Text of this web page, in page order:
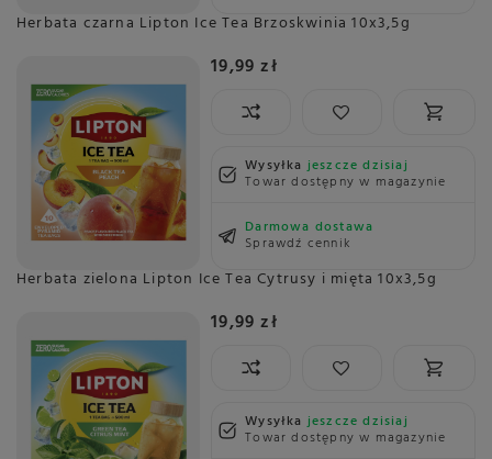
Herbata czarna Lipton Ice Tea Brzoskwinia 10x3,5g
19,99 zł
Wysyłkajeszcze dzisiaj
Towar dostępny w magazynie
Darmowa dostawa
Sprawdź cennik
Herbata zielona Lipton Ice Tea Cytrusy i mięta 10x3,5g
19,99 zł
Wysyłkajeszcze dzisiaj
Towar dostępny w magazynie